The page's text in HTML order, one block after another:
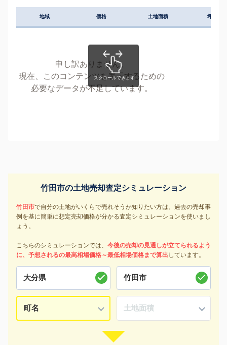
地域 価格 土地面積 坪単価
申し訳ありません。
現在、このコンテンツを表示するための
必要なデータが不足しています。
竹田市の土地売却査定シミュレーション
竹田市で自分の土地がいくらで売れそうか知りたい方は、過去の売却事
例を基に簡単に想定売却価格が分かる査定シミュレーションを使いまし
ょう。
こちらのシミュレーションでは、 今後の売却の見通しが立てられるよう
に、予想されるの最高相場価格～最低相場価格まで算出 しています。